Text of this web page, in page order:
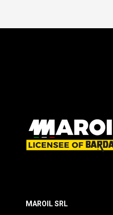
MAROIL SRL